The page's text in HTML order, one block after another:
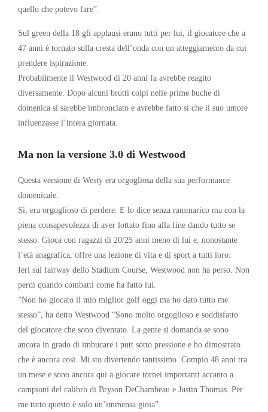
quello che potevo fare”.
Sul green della 18 gli applausi erano tutti per lui, il giocatore che a
47 anni è tornato sulla cresta dell’onda con un atteggiamento da cui
prendere ispirazione.
Probabilmente il Westwood di 20 anni fa avrebbe reagito
diversamente. Dopo alcuni brutti colpi nelle prime buche di
domenica si sarebbe imbronciato e avrebbe fatto sì che il suo umore
influenzasse l’intera giornata.
Ma non la versione 3.0 di Westwood
Questa versione di Westy era orgogliosa della sua performance
domenicale.
Sì, era orgoglioso di perdere. E lo dice senza rammarico ma con la
piena consapevolezza di aver lottato fino alla fine dando tutto se
stesso. Gioca con ragazzi di 20/25 anni meno di lui e, nonostante
l’età anagrafica, offre una lezione di vita e di sport a tutti loro.
Ieri sui fairway dello Stadium Course, Westwood non ha perso. Non
perdi quando combatti come ha fatto lui.
“Non ho giocato il mio miglior golf oggi ma ho dato tutto me
stesso”, ha detto Westwood “Sono molto orgoglioso e soddisfatto
del giocatore che sono diventato. La gente si domanda se sono
ancora in grado di imbucare i putt sotto pressione e ho dimostrato
che è ancora così. Mi sto divertendo tantissimo. Compio 48 anni tra
un mese e sono ancora qui a giocare tornei importanti accanto a
campioni del calibro di Bryson DeChambeau e Justin Thomas. Per
me tutto questo è solo un’immensa gioia”.